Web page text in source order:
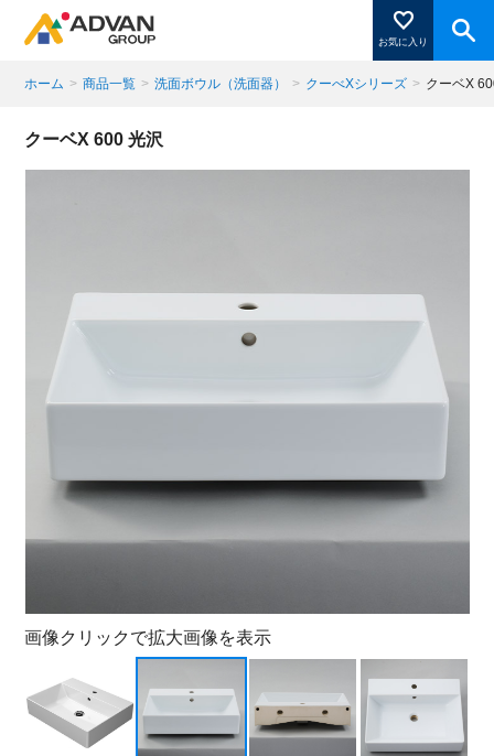
お気に入り
商品ページにある「お気に入り登録」を押すと登録した
商品がここに表示されます。
ホーム > 商品一覧 > 洗面ボウル（洗面器） > クーべXシリーズ > クーベX
クーベX 600 光沢
画像クリックで拡大画像を表示